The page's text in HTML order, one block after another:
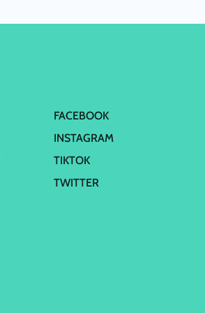
FACEBOOK
INSTAGRAM
TIKTOK
TWITTER